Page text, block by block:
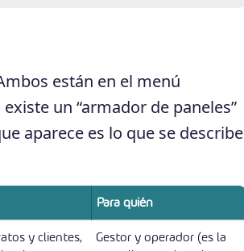
están en el menú
un “armador de paneles”
aparece es lo que se describe
Para quién
y clientes,
Gestor y operador (es la